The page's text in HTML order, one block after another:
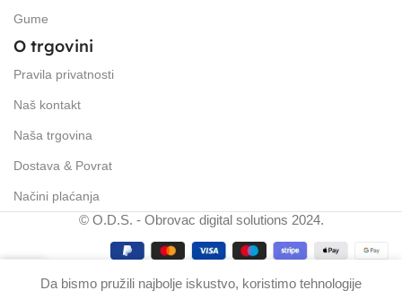
Gume
O trgovini
Pravila privatnosti
Naš kontakt
Naša trgovina
Dostava & Povrat
Načini plaćanja
© O.D.S. - Obrovac digital solutions 2024.
Da bismo pružili najbolje iskustvo, koristimo tehnologije